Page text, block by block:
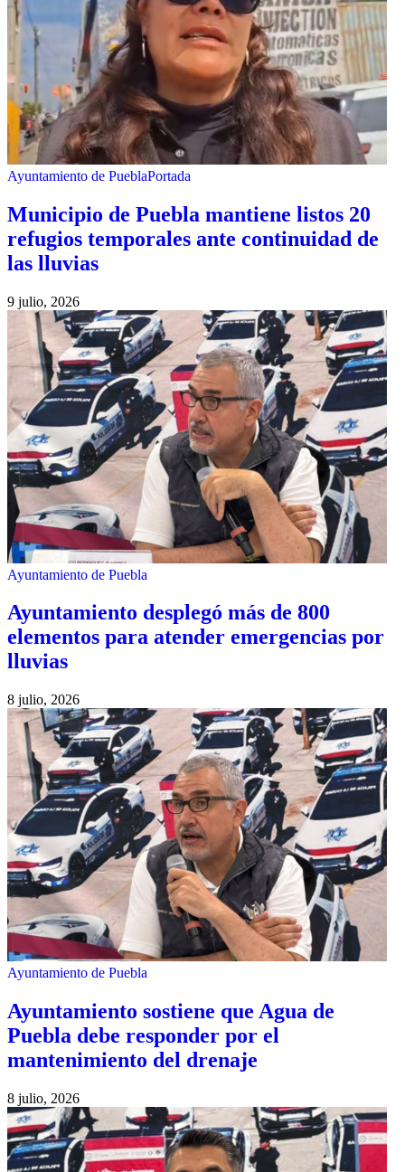
Ayuntamiento de PueblaPortada
Municipio de Puebla mantiene listos 20
refugios temporales ante continuidad de
las lluvias
9 julio, 2026
Ayuntamiento de Puebla
Ayuntamiento desplegó más de 800
elementos para atender emergencias por
lluvias
8 julio, 2026
Ayuntamiento de Puebla
Ayuntamiento sostiene que Agua de
Puebla debe responder por el
mantenimiento del drenaje
8 julio, 2026